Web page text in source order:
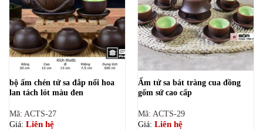
bộ ấm chén tử sa đắp nổi hoa
lan tách lót màu đen
Mã: ACTS-27
Giá: Liên hệ
Ấm tử sa bát tràng cua đồng
gốm sứ cao cấp
Mã: ACTS-29
Giá: Liên hệ